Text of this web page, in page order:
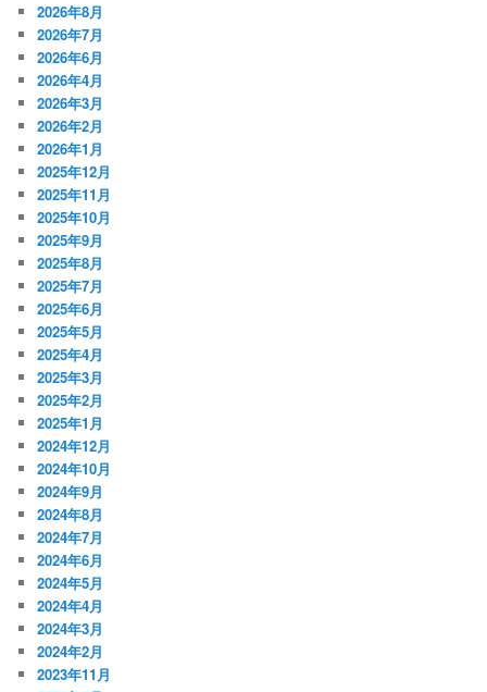
2026年8月
2026年7月
2026年6月
2026年4月
2026年3月
2026年2月
2026年1月
2025年12月
2025年11月
2025年10月
2025年9月
2025年8月
2025年7月
2025年6月
2025年5月
2025年4月
2025年3月
2025年2月
2025年1月
2024年12月
2024年10月
2024年9月
2024年8月
2024年7月
2024年6月
2024年5月
2024年4月
2024年3月
2024年2月
2023年11月